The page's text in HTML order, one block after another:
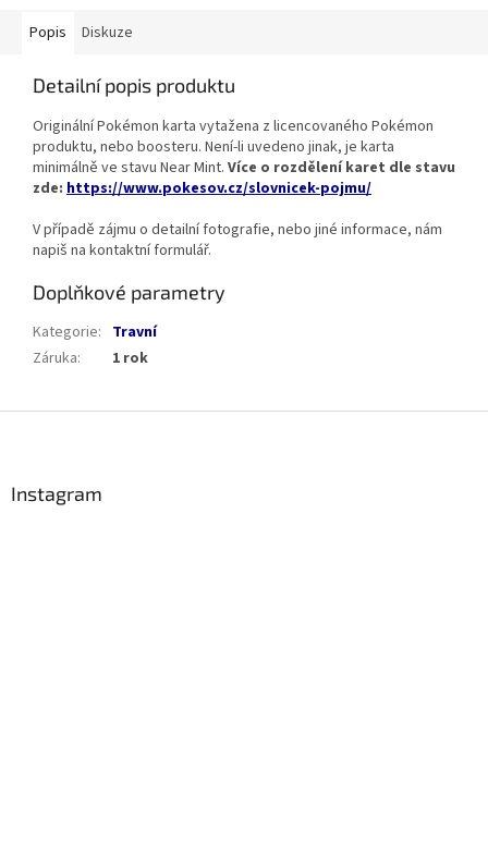
Popis Diskuze
Detailní popis produktu
Originální Pokémon karta vytažena z licencovaného Pokémon
produktu, nebo boosteru. Není-li uvedeno jinak, je karta
minimálně ve stavu Near Mint. Více o rozdělení karet dle stavu
zde: https://www.pokesov.cz/slovnicek-pojmu/
V případě zájmu o detailní fotografie, nebo jiné informace, nám
napiš na kontaktní formulář.
Doplňkové parametry
Kategorie: Travní
Záruka: 1 rok
Instagram